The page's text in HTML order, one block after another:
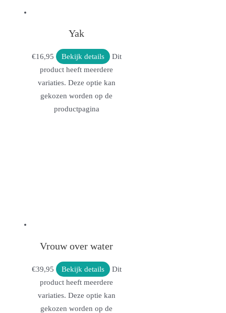
Yak
€16,95 Bekijk details
Dit
product heeft meerdere
variaties. Deze optie kan
gekozen worden op de
productpagina
Vrouw over water
€39,95 Bekijk details
Dit
product heeft meerdere
variaties. Deze optie kan
gekozen worden op de